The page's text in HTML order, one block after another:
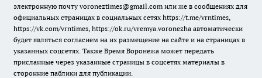
электронную почту voroneztimes@gmail.com или же в сообщениях для
официальных страницах в социальных сетях https://t.me/vrntimes,
https://vk.com/vrntimes, https://ok.ru/vremya.voronezha автоматически
будет являться согласием на их размещение на сайте и на страницах в
указанных соцсетях. Также Время Воронежа может передать
присланные через указанные страницы в соцсетях материалы в
сторонние паблики для публикации.